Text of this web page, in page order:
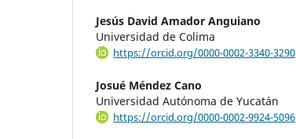
Jesús David Amador Anguiano
Universidad de Colima
https://orcid.org/0000-0002-3340-3290
Josué Méndez Cano
Universidad Autónoma de Yucatán
https://orcid.org/0000-0002-9924-5096